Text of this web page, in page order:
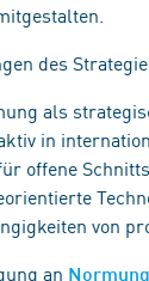
des
als
in
offene
von
an